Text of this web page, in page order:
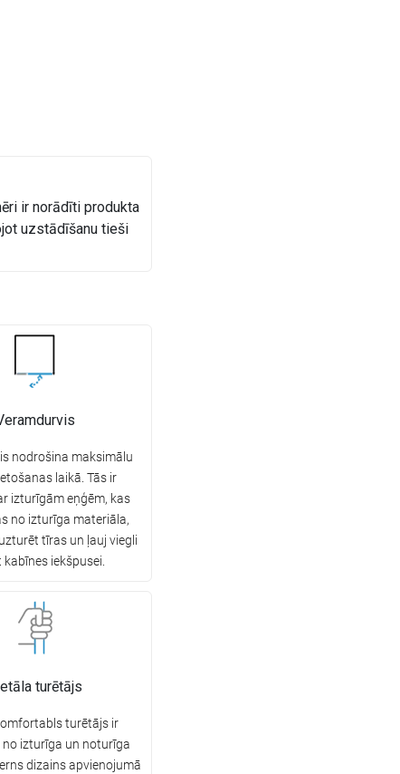
ir norādīti produkta
uzstādīšanu tieši
nodrošina maksimālu
laikā. Tās ir
izturīgām eņģēm, kas
no izturīga materiāla,
tīras un ļauj viegli
kabīnes iekšpusei.
turētājs
turētājs ir
izturīga un noturīga
dizains apvienojumā